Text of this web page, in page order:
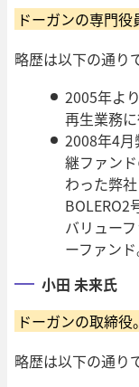
ドーガンの専門役
略歴は以下の通り
2005年よ
再生業務に
2008年4
継ファン
わった弊
BOLERO2
バリュー
ーファンド
小田 未来氏
ドーガンの取締役。
略歴は以下の通り